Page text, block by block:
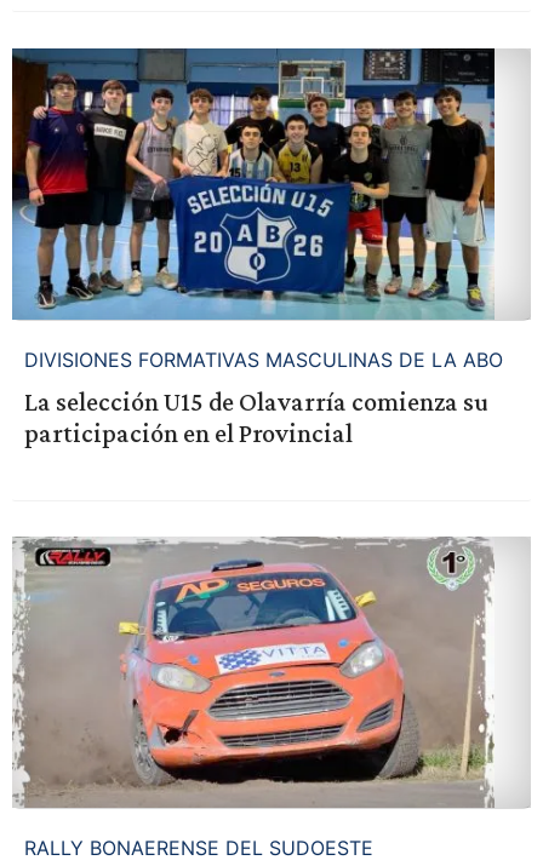
DIVISIONES FORMATIVAS MASCULINAS DE LA ABO
La selección U15 de Olavarría comienza su
participación en el Provincial
RALLY BONAERENSE DEL SUDOESTE